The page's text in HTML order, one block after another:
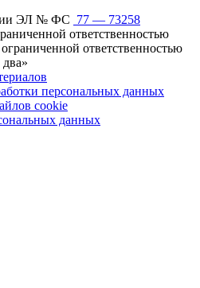
ЭЛ № ФС 77 — 73258
ответственностью
ответственностью
персональных данных
cookie
данных